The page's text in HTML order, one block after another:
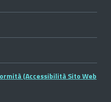
(Accessibilità Sito Web